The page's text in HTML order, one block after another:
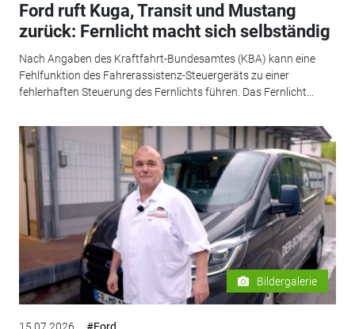
Ford ruft Kuga, Transit und Mustang
zurück: Fernlicht macht sich selbständig
Nach Angaben des Kraftfahrt-Bundesamtes (KBA) kann eine
Fehlfunktion des Fahrerassistenz-Steuergeräts zu einer
fehlerhaften Steuerung des Fernlichts führen. Das Fernlicht...
Bildergalerie